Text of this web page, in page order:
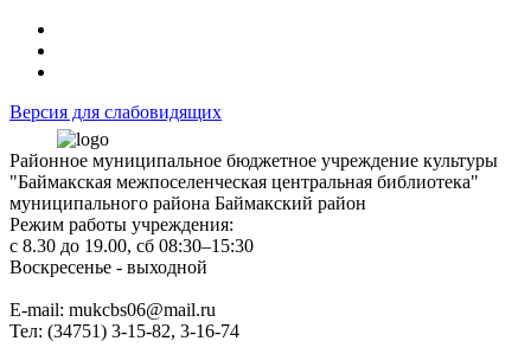
Версия для слабовидящих
Районное муниципальное бюджетное учреждение культуры
"Баймакская межпоселенческая центральная библиотека"
муниципального района Баймакский район
Режим работы учреждения:
с 8.30 до 19.00, сб 08:30–15:30
Воскресенье - выходной
Е-mail: mukcbs06@mail.ru
Тел: (34751) 3-15-82, 3-16-74